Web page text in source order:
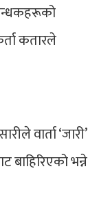
कतारले
वार्ता ‘जारी’
बाहिरिएको भन्ने